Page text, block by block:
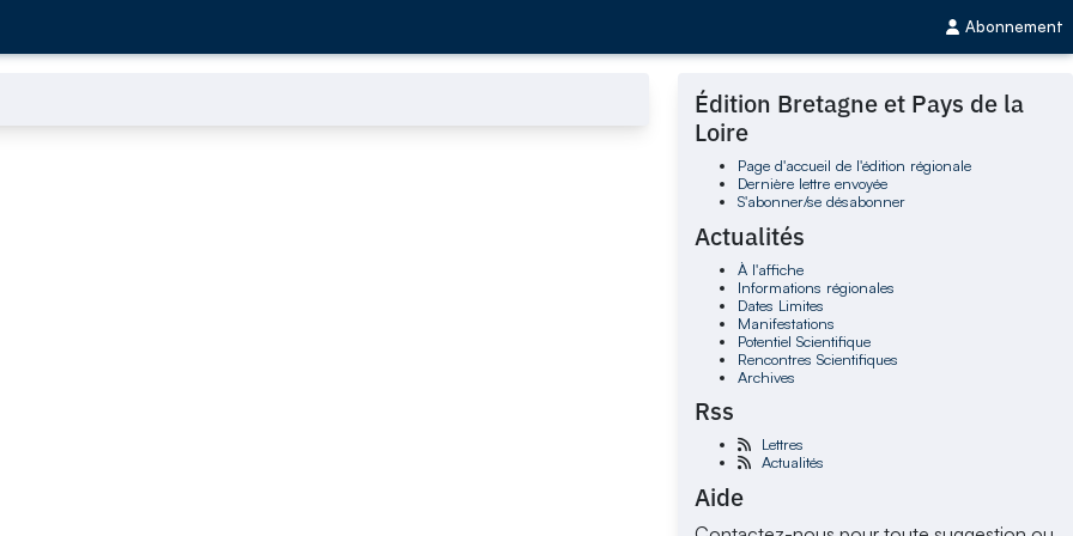
Abonnement
Édition Bretagne et Pays de la
Loire
Page d'accueil de l'édition régionale
Dernière lettre envoyée
S'abonner/se désabonner
Actualités
À l'affiche
Informations régionales
Dates Limites
Manifestations
Potentiel Scientifique
Rencontres Scientifiques
Archives
Rss
Lettres
Actualités
Aide